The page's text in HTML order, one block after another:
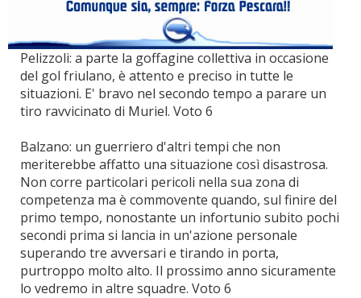
Pelizzoli: a parte la goffagine collettiva in occasione
del gol friulano, è attento e preciso in tutte le
situazioni. E' bravo nel secondo tempo a parare un
tiro ravvicinato di Muriel. Voto 6
Balzano: un guerriero d'altri tempi che non
meriterebbe affatto una situazione così disastrosa.
Non corre particolari pericoli nella sua zona di
competenza ma è commovente quando, sul finire del
primo tempo, nonostante un infortunio subito pochi
secondi prima si lancia in un'azione personale
superando tre avversari e tirando in porta,
purtroppo molto alto. Il prossimo anno sicuramente
lo vedremo in altre squadre. Voto 6